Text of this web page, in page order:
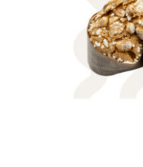
DETTAGLI